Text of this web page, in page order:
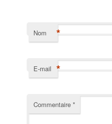
Nom *
E-mail *
Commentaire*